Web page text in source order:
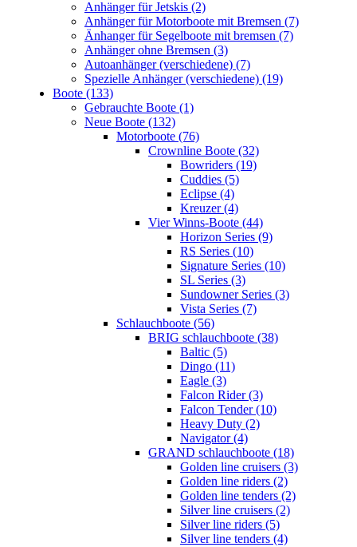
Anhänger für Jetskis (2)
Anhänger für Motorboote mit Bremsen (7)
Änhanger für Segelboote mit bremsen (7)
Anhänger ohne Bremsen (3)
Autoanhänger (verschiedene) (7)
Spezielle Anhänger (verschiedene) (19)
Boote (133)
Gebrauchte Boote (1)
Neue Boote (132)
Motorboote (76)
Crownline Boote (32)
Bowriders (19)
Cuddies (5)
Eclipse (4)
Kreuzer (4)
Vier Winns-Boote (44)
Horizon Series (9)
RS Series (10)
Signature Series (10)
SL Series (3)
Sundowner Series (3)
Vista Series (7)
Schlauchboote (56)
BRIG schlauchboote (38)
Baltic (5)
Dingo (11)
Eagle (3)
Falcon Rider (3)
Falcon Tender (10)
Heavy Duty (2)
Navigator (4)
GRAND schlauchboote (18)
Golden line cruisers (3)
Golden line riders (2)
Golden line tenders (2)
Silver line cruisers (2)
Silver line riders (5)
Silver line tenders (4)